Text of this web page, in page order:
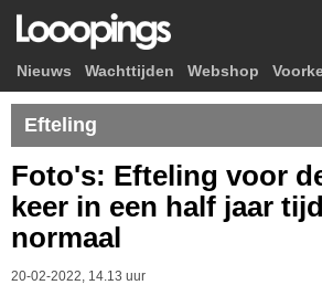
Nieuws Wachttijden Webshop
Efteling
Foto's: Efteling voor
keer in een half jaar
normaal
20-02-2022, 14.13 uur